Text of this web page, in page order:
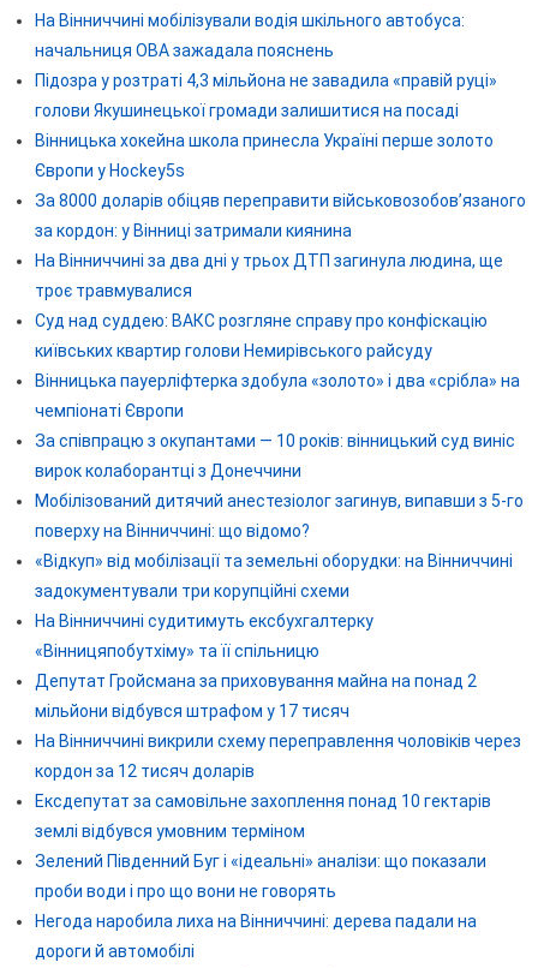
На Вінниччині мобілізували водія шкільного автобуса:
начальниця ОВА зажадала пояснень
Підозра у розтраті 4,3 мільйона не завадила «правій руці»
голови Якушинецької громади залишитися на посаді
Вінницька хокейна школа принесла Україні перше золото
Європи у Hockey5s
За 8000 доларів обіцяв переправити військовозобов’язаного
за кордон: у Вінниці затримали киянина
На Вінниччині за два дні у трьох ДТП загинула людина, ще
троє травмувалися
Суд над суддею: ВАКС розгляне справу про конфіскацію
київських квартир голови Немирівського райсуду
Вінницька пауерліфтерка здобула «золото» і два «срібла» на
чемпіонаті Європи
За співпрацю з окупантами — 10 років: вінницький суд виніс
вирок колаборантці з Донеччини
Мобілізований дитячий анестезіолог загинув, випавши з 5-го
поверху на Вінниччині: що відомо?
«Відкуп» від мобілізації та земельні оборудки: на Вінниччині
задокументували три корупційні схеми
На Вінниччині судитимуть ексбухгалтерку
«Вінницяпобутхіму» та її спільницю
Депутат Гройсмана за приховування майна на понад 2
мільйони відбувся штрафом у 17 тисяч
На Вінниччині викрили схему переправлення чоловіків через
кордон за 12 тисяч доларів
Ексдепутат за самовільне захоплення понад 10 гектарів
землі відбувся умовним терміном
Зелений Південний Буг і «ідеальні» аналізи: що показали
проби води і про що вони не говорять
Негода наробила лиха на Вінниччині: дерева падали на
дороги й автомобілі